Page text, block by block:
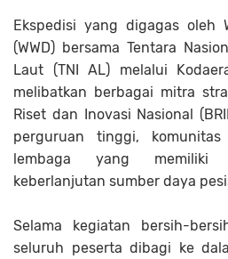
Ekspedisi yang digagas oleh
(WWD) bersama Tentara
Laut (TNI AL) melalui
melibatkan berbagai mitra
Riset dan Inovasi Nasional
perguruan tinggi,
lembaga yang memiliki
keberlanjutan sumber daya
Selama kegiatan bersih-
seluruh peserta dibagi ke